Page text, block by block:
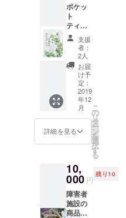
ポケッ
ト
ティッ
シュ入
れは、
障害者
施設で
の手作
りにな
りま
す。
色、柄
など
は、ご
指定い
ただけ
旨、ご
了承く
ださ
い。
支援
者：
2人
お届
け予
定：
2019
年12
月
詳細を見る
こ
の
リ
タ
ー
ン
を
選
択
す
る
10,
000 円
残り10
障害者
施設の
商品に